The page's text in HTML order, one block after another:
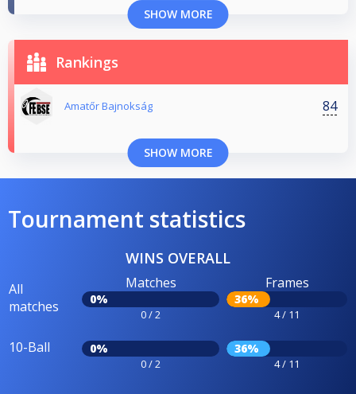
SHOW MORE
Rankings
Amatőr Bajnokság 84
SHOW MORE
Tournament statistics
WINS OVERALL
All
matches
Matches
0%
0 / 2
Frames
36%
4 / 11
10-Ball 0%
0 / 2
36%
4 / 11